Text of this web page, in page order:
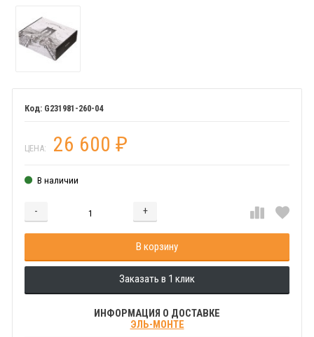
G231981-260-04
ЦЕНА: 26 600 ₽
В наличии
- +
Добавляется...
В корзину
Добавлен
Заказать в 1 клик
ИНФОРМАЦИЯ О ДОСТАВКЕ
ЭЛЬ-МОНТЕ